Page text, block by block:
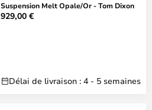
Suspension Melt Opale/Or - Tom Dixon
929,00 €
Délai de livraison : 4 - 5 semaines